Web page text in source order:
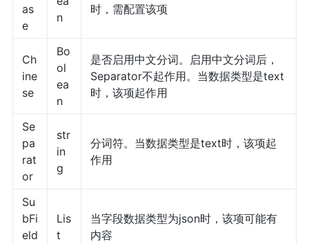
as
e
n
时，需配置该项
Ch
ine
se
Bo
ol
ea
n
是否启用中文分词。启用中文分词后，
Separator不起作用。当数据类型是text
时，该项起作用
Se
pa
rat
or
str
in
g
分词符。当数据类型是text时，该项起
作用
Su
bFi
eld
Lis
t
当字段数据类型为json时，该项可能有
内容